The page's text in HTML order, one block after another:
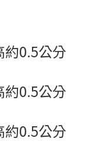
0.5公分
約0.5公分
0.5公分